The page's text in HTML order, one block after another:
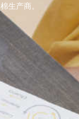
生产商。